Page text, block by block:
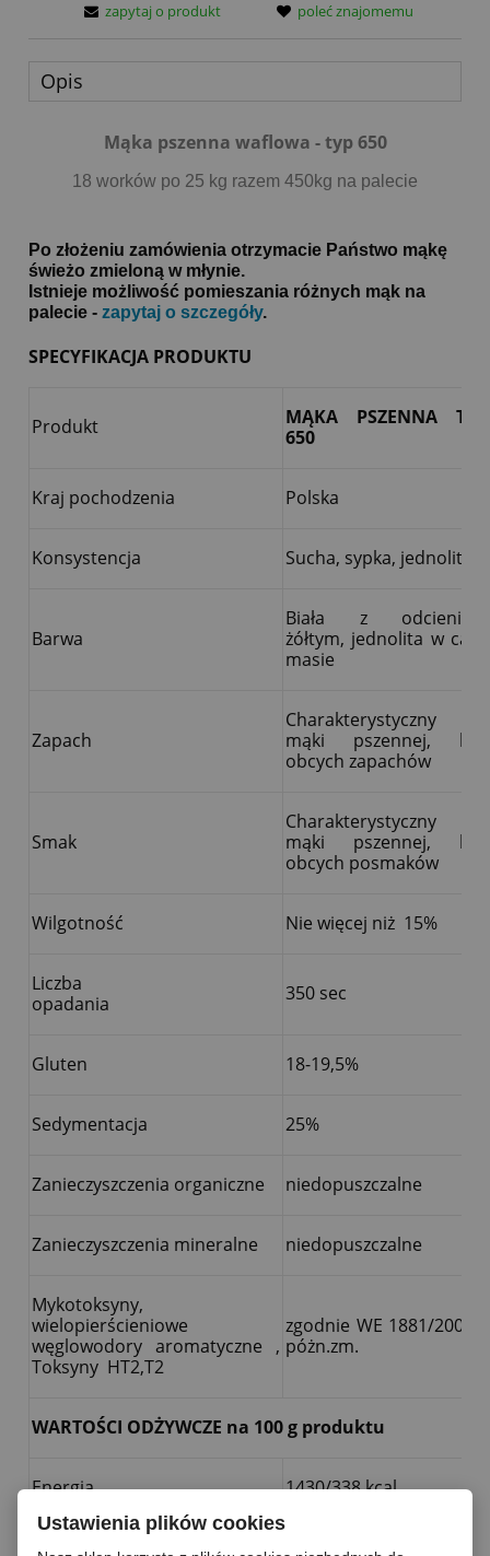
zapytaj o produkt
poleć znajomemu
Opis
Mąka pszenna waflowa - typ 650
18 worków po 25 kg razem 450kg na palecie
Po złożeniu zamówienia otrzymacie Państwo mąkę
świeżo zmieloną w młynie.
Istnieje możliwość pomieszania różnych mąk na
palecie - zapytaj o szczegóły.
SPECYFIKACJA PRODUKTU
Produkt
MĄKA PSZENNA TYP
650
Kraj pochodzenia Polska
Konsystencja Sucha, sypka, jednolita
Barwa
Biała z odcieniem
żółtym, jednolita w całej
masie
Zapach
Charakterystyczny dla
mąki pszennej, bez
obcych zapachów
Smak
Charakterystyczny dla
mąki pszennej, bez
obcych posmaków
Wilgotność Nie więcej niż 15%
Liczba
opadania
350 sec
Gluten 18-19,5%
Sedymentacja 25%
Zanieczyszczenia organiczne niedopuszczalne
Zanieczyszczenia mineralne niedopuszczalne
Mykotoksyny,
wielopierścieniowe
węglowodory aromatyczne ,
Toksyny HT2,T2
zgodnie WE 1881/2006 z
póżn.zm.
WARTOŚCI ODŻYWCZE na 100 g produktu
Energia 1430/338 kcal
Tłuszcze 1,8g
Ustawienia plików cookies